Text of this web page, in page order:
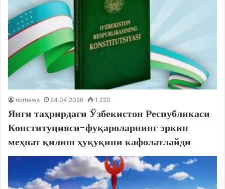
nornews 24.04.2026 1 220
Янги таҳрирдаги Ўзбекистон Республикаси
Конституцияси-фуқароларнинг эркин
меҳнат қилиш ҳуқуқини кафолатлайди